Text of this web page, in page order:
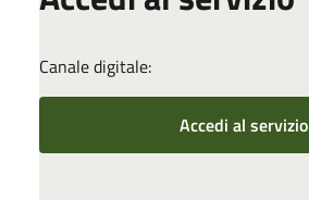
Canale digitale:
Accedi al servizio